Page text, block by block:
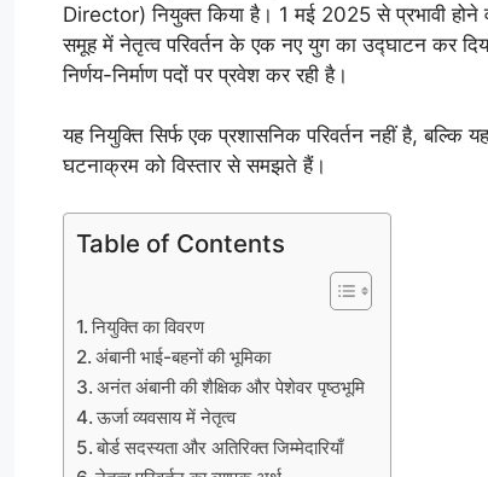
Director) नियुक्त किया है। 1 मई 2025 से प्रभावी होने
समूह में नेतृत्व परिवर्तन के एक नए युग का उद्घाटन कर
निर्णय-निर्माण पदों पर प्रवेश कर रही है।
यह नियुक्ति सिर्फ एक प्रशासनिक परिवर्तन नहीं है,
घटनाक्रम को विस्तार से समझते हैं।
Table of Contents
नियुक्ति का विवरण
अंबानी भाई-बहनों की भूमिका
अनंत अंबानी की शैक्षिक और पेशेवर पृष्ठभूमि
ऊर्जा व्यवसाय में नेतृत्व
बोर्ड सदस्यता और अतिरिक्त जिम्मेदारियाँ